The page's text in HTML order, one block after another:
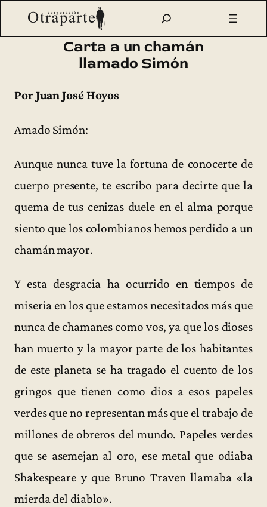
Saltar
Otraparte.org/ Corporación Archivo de prensa
Carta a un
chamán llamado Simón
Carta a un chamán
llamado Simón
Por Juan José Hoyos
Amado Simón:
Aunque nunca tuve la fortuna de conocerte de
cuerpo presente, te escribo para decirte que la
quema de tus cenizas duele en el alma porque
siento que los colombianos hemos perdido a un
chamán mayor.
Y esta desgracia ha ocurrido en tiempos de
miseria en los que estamos necesitados más que
nunca de chamanes como vos, ya que los dioses
han muerto y la mayor parte de los habitantes
de este planeta se ha tragado el cuento de los
gringos que tienen como dios a esos papeles
verdes que no representan más que el trabajo de
millones de obreros del mundo. Papeles verdes
que se asemejan al oro, ese metal que odiaba
Shakespeare y que Bruno Traven llamaba «la
mierda del diablo».